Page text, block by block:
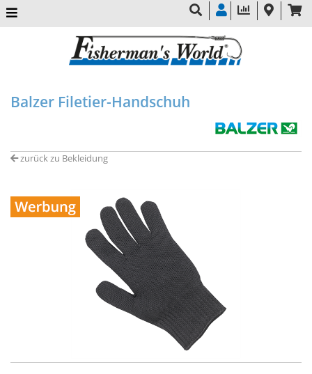
Balzer Filetier-Handschuh
zurück zu Bekleidung